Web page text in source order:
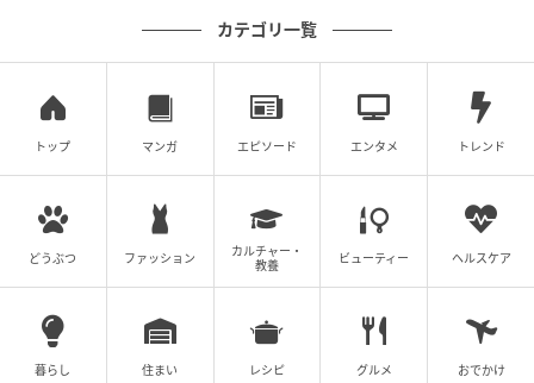
カテゴリ一覧
トップ マンガ エピソード エンタメ トレンド
どうぶつ ファッション
カルチャー・
教養
ビューティー ヘルスケア
暮らし 住まい レシピ グルメ おでかけ